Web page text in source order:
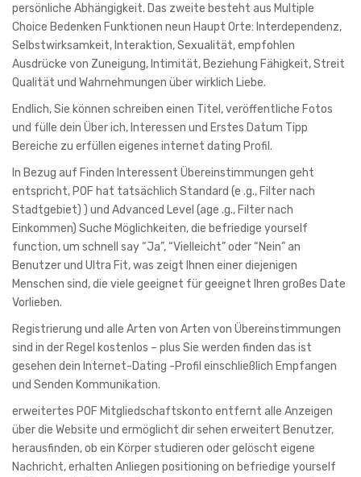
persönliche Abhängigkeit. Das zweite besteht aus Multiple
Choice Bedenken Funktionen neun Haupt Orte: Interdependenz,
Selbstwirksamkeit, Interaktion, Sexualität, empfohlen
Ausdrücke von Zuneigung, Intimität, Beziehung Fähigkeit, Streit
Qualität und Wahrnehmungen über wirklich Liebe.
Endlich, Sie können schreiben einen Titel, veröffentliche Fotos
und fülle dein Über ich, Interessen und Erstes Datum Tipp
Bereiche zu erfüllen eigenes internet dating Profil.
In Bezug auf Finden Interessent Übereinstimmungen geht
entspricht, POF hat tatsächlich Standard (e .g., Filter nach
Stadtgebiet) ) und Advanced Level (age .g., Filter nach
Einkommen) Suche Möglichkeiten, die befriedige yourself
function, um schnell say “Ja”, “Vielleicht” oder “Nein” an
Benutzer und Ultra Fit, was zeigt Ihnen einer diejenigen
Menschen sind, die viele geeignet für geeignet Ihren großes Date
Vorlieben.
Registrierung und alle Arten von Arten von Übereinstimmungen
sind in der Regel kostenlos – plus Sie werden finden das ist
gesehen dein Internet-Dating -Profil einschließlich Empfangen
und Senden Kommunikation.
erweitertes POF Mitgliedschaftskonto entfernt alle Anzeigen
über die Website und ermöglicht dir sehen erweitert Benutzer,
herausfinden, ob ein Körper studieren oder gelöscht eigene
Nachricht, erhalten Anliegen positioning on befriedige yourself